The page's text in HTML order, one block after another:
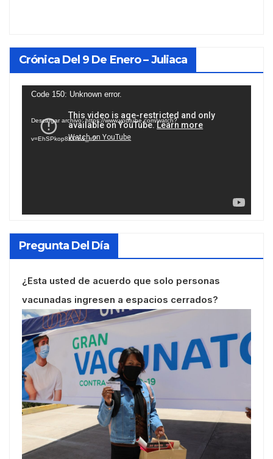
Crónica Del 9 De Enero – Juliaca
Reproductor
vídeo
Code 150: Unknown error.
Descargar archivo: https://www.youtube.com/watch?
v=EhSPkop8KPY&_=2
Pregunta Del Día
¿Esta usted de acuerdo que solo personas
vacunadas ingresen a espacios cerrados?